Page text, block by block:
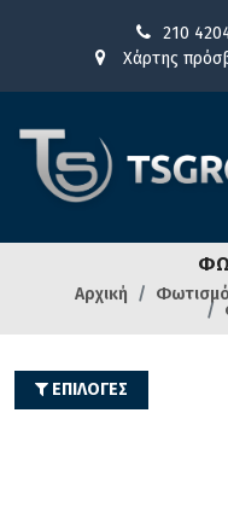
210
Χάρτης
Αρχική
ΕΠΙΛΟΓΕΣ